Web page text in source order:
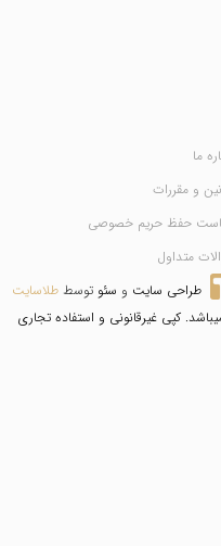
ما
و مقررات
حفظ حریم خصوصی
متداول
طراحی سایت و سئو توسط طلاسایت
کپی غیرقانونی و استفاده تجاری